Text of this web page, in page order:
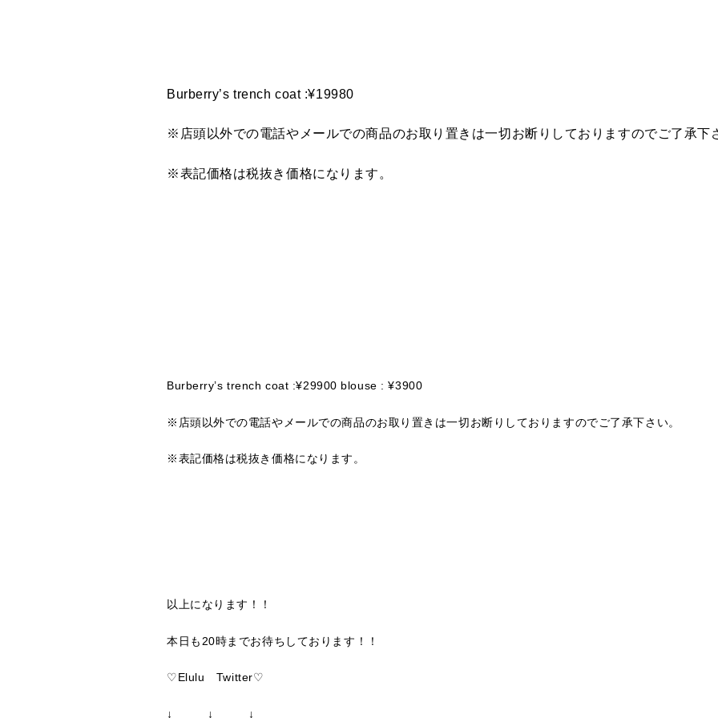
Burberry’s trench coat :¥19980
※店頭以外での電話やメールでの商品のお取り置きは一切お断りしておりますのでご了承下
※表記価格は税抜き価格になります。
Burberry’s trench coat :¥29900 blouse : ¥3900
※店頭以外での電話やメールでの商品のお取り置きは一切お断りしておりますのでご了承下さい。
※表記価格は税抜き価格になります。
以上になります！！
本日も20時までお待ちしております！！
♡Elulu Twitter♡
↓ ↓ ↓